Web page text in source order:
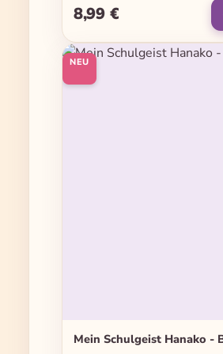
Regulärer Preis:
8,99 €
NEU
Mein Schulgeist Hanako -